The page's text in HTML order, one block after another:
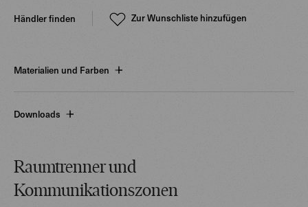
Händler finden Zur Wunschliste hinzufügen
Materialien und Farben
Downloads
Raumtrenner und
Kommunikationszonen